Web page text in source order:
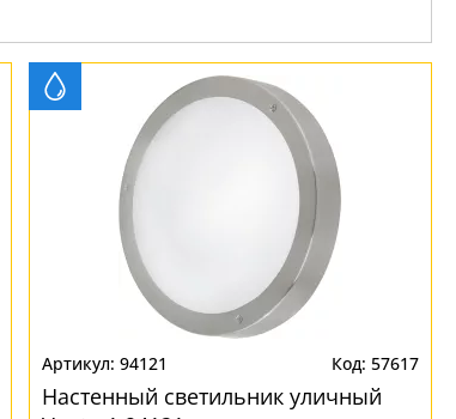
94121 57617
Настенный светильник уличный